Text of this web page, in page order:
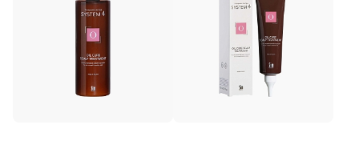
Заяц–робот